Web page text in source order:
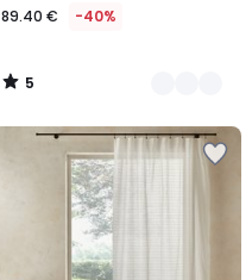
89.40 € -40%
5
/